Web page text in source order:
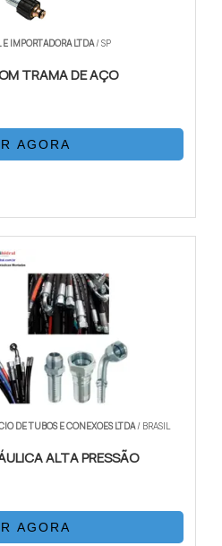
IMPORTADORA LTDA/ SP
TRAMA DE AÇO
AGORA
DE TUBOS E CONEXOES LTDA/ BRASIL
ALTA PRESSÃO
AGORA